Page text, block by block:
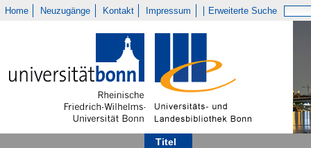
Home Neuzugänge Kontakt Impressum Erweiterte Suche
Titel